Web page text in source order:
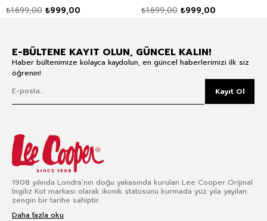
₺999,00
₺1.699,00 ₺999,00
₺1.699,00
E-BÜLTENE KAYIT OLUN, GÜNCEL KALIN!
Haber bültenimize kolayca kaydolun, en güncel haberlerimizi ilk siz
öğrenin!
Kayıt Ol
1908 yılında Londra’nın doğu yakasında kurulan Lee Cooper Orijinal
İngiliz Kot markası olarak ikonik statüsünü kurmada yüz yıla yayılan
zengin bir tarihe sahiptir.
Daha fazla oku